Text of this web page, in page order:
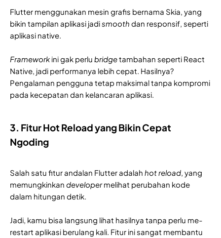
Flutter menggunakan mesin grafis bernama Skia, yang
bikin tampilan aplikasi jadismooth dan responsif, seperti
aplikasi native.
Framework ini gak perlu bridgetambahan seperti React
Native, jadi performanya lebih cepat. Hasilnya?
Pengalaman pengguna tetap maksimal tanpa kompromi
pada kecepatan dan kelancaran aplikasi.
3. Fitur Hot Reload yang Bikin Cepat
Ngoding
Salah satu fitur andalan Flutter adalah hot reload, yang
memungkinkan developermelihat perubahan kode
dalam hitungan detik.
Jadi, kamu bisa langsung lihat hasilnya tanpa perlu me-
restart aplikasi berulang kali. Fitur ini sangat membantu